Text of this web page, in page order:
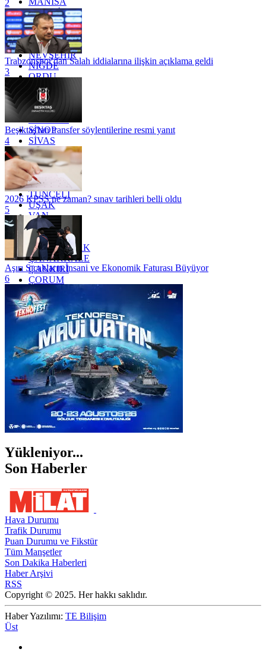
MARDİN
MERSİN
MUĞLA
MUŞ
NEVŞEHİR
NİĞDE
ORDU
OSMANİYE
RİZE
SAKARYA
SİNOP
SİVAS
SİİRT
TEKİRDAĞ
TOKAT
TRABZON
TUNCELİ
UŞAK
VAN
YALOVA
YOZGAT
ZONGULDAK
ÇANAKKALE
ÇANKIRI
ÇORUM
İSTANBUL
İZMİR
ŞANLIURFA
ŞIRNAK
2
Trabzonspor'dan Salah iddialarına ilişkin açıklama geldi
3
Beşiktaş'tan transfer söylentilerine resmi yanıt
4
2026 KPSS ne zaman? sınav tarihleri belli oldu
5
Aşırı Sıcakların İnsani ve Ekonomik Faturası Büyüyor
6
Yükleniyor...
Son Haberler
Hava Durumu
Trafik Durumu
Puan Durumu ve Fikstür
Tüm Manşetler
Son Dakika Haberleri
Haber Arşivi
RSS
Copyright © 2025. Her hakkı saklıdır.
Haber Yazılımı: TE Bilişim
Üst